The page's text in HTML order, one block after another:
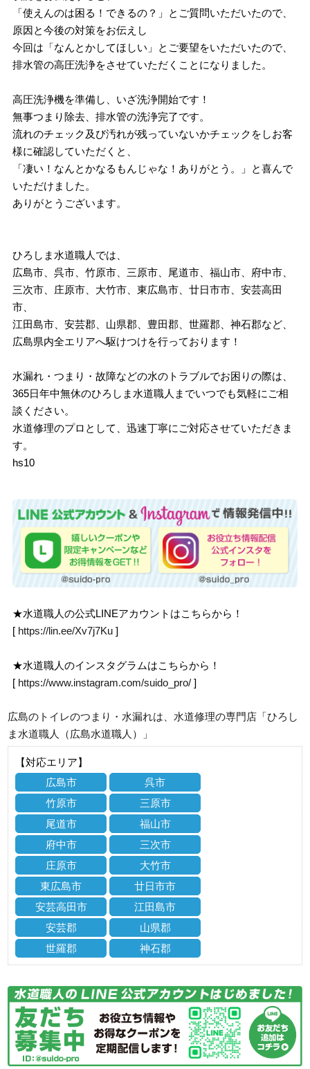
「使えんのは困る！できるの？」とご質問いただいたので、
原因と今後の対策をお伝えし
今回は「なんとかしてほしい」とご要望をいただいたので、
排水管の高圧洗浄をさせていただくことになりました。
高圧洗浄機を準備し、いざ洗浄開始です！
無事つまり除去、排水管の洗浄完了です。
流れのチェック及び汚れが残っていないかチェックをしお客
様に確認していただくと、
「凄い！なんとかなるもんじゃな！ありがとう。」と喜んで
いただけました。
ありがとうございます。
ひろしま水道職人では、
広島市、呉市、竹原市、三原市、尾道市、福山市、府中市、
三次市、庄原市、大竹市、東広島市、廿日市市、安芸高田
市、
江田島市、安芸郡、山県郡、豊田郡、世羅郡、神石郡など、
広島県内全エリアへ駆けつけを行っております！
水漏れ・つまり・故障などの水のトラブルでお困りの際は、
365日年中無休のひろしま水道職人までいつでも気軽にご相
談ください。
水道修理のプロとして、迅速丁寧にご対応させていただきま
す。
hs10
★水道職人の公式LINEアカウントはこちらから！
[ https://lin.ee/Xv7j7Ku ]
★水道職人のインスタグラムはこちらから！
[ https://www.instagram.com/suido_pro/ ]
広島のトイレのつまり・水漏れは、水道修理の専門店「ひろし
ま水道職人（広島水道職人）」
【対応エリア】
広島市
呉市
竹原市
三原市
尾道市
福山市
府中市
三次市
庄原市
大竹市
東広島市
廿日市市
安芸高田市
江田島市
安芸郡
山県郡
世羅郡
神石郡